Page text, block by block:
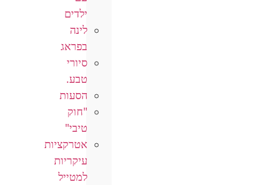
ילדים
לינה
בפראג
סיורי
טבע.
הסעות
"חוק
טיבי"
אטרקציות
עיקריות
למטייל